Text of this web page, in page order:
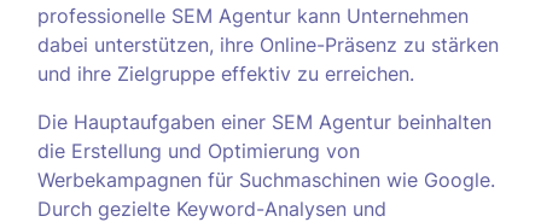
professionelle SEM Agentur kann Unternehmen
dabei unterstützen, ihre Online-Präsenz zu stärken
und ihre Zielgruppe effektiv zu erreichen.
Die Hauptaufgaben einer SEM Agentur beinhalten
die Erstellung und Optimierung von
Werbekampagnen für Suchmaschinen wie Google.
Durch gezielte Keyword-Analysen und